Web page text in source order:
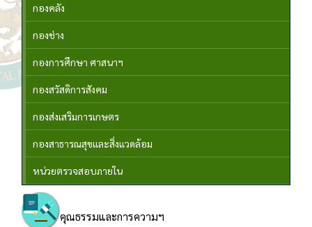
กองคลัง
กองช่าง
กองการศึกษา ศาสนาฯ
กองสวัสดิการสังคม
กองส่งเสริมการเกษตร
กองสาธารณสุขและสิ่งแวดล้อม
หน่วยตรวจสอบภายใน
คุณธรรมและการความฯ